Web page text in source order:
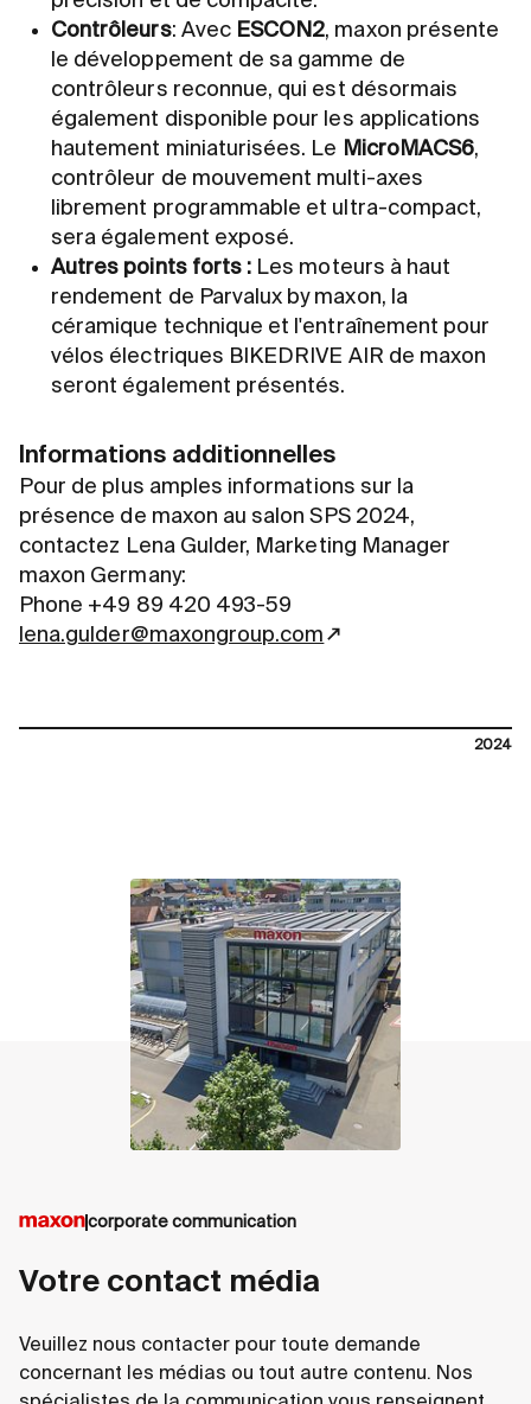
Contrôleurs: Avec ESCON2, maxon présente
le développement de sa gamme de
contrôleurs reconnue, qui est désormais
également disponible pour les applications
hautement miniaturisées. Le MicroMACS6,
contrôleur de mouvement multi-axes
librement programmable et ultra-compact,
sera également exposé.
Autres points forts : Les moteurs à haut
rendement de Parvalux by maxon, la
céramique technique et l'entraînement pour
vélos électriques BIKEDRIVE AIR de maxon
seront également présentés.
Informations additionnelles
Pour de plus amples informations sur la
présence de maxon au salon SPS 2024,
contactez Lena Gulder, Marketing Manager
maxon Germany:
Phone +49 89 420 493-59
lena.gulder@maxongroup.com
2024
contact
corporate communication
Votre contact média
Veuillez nous contacter pour toute demande
concernant les médias ou tout autre contenu. Nos